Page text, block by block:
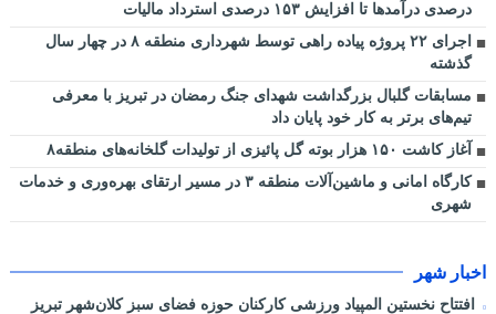
درصدی درآمدها تا افزایش ۱۵۳ درصدی استرداد مالیات
اجرای ۲۲ پروژه پیاده راهی توسط شهرداری منطقه ۸ در چهار سال
گذشته
مسابقات گلبال بزرگداشت شهدای جنگ رمضان در تبریز با معرفی
تیم‌های برتر به کار خود پایان داد
آغاز کاشت ۱۵۰ هزار بوته گل پائیزی از تولیدات گلخانه‌های منطقه۸
کارگاه امانی و ماشین‌آلات منطقه ۳ در مسیر ارتقای بهره‌وری و خدمات
شهری
اخبار شهر
افتتاح نخستین المپیاد ورزشی کارکنان حوزه فضای سبز کلان‌شهر تبریز